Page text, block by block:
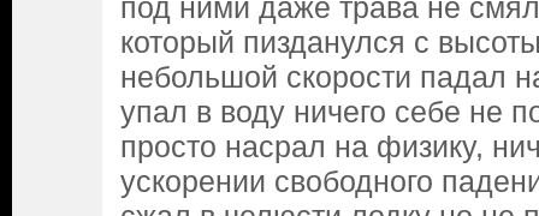
под ними даже трава не
который пизданулся с
небольшой скорости падал
упал в воду ничего себе не
просто насрал на физику,
ускорении свободного